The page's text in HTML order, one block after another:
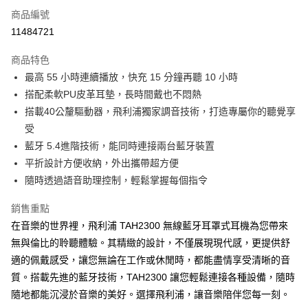
每筆NT$130，滿NT$399(含以上)免運費
商品編號
11484721
商品特色
最高 55 小時連續播放，快充 15 分鐘再聽 10 小時
搭配柔軟PU皮革耳墊，長時間戴也不悶熱
搭載40公釐驅動器，飛利浦獨家調音技術，打造專屬你的聽覺享
受
藍牙 5.4進階技術，能同時連接兩台藍牙裝置
平折設計方便收納，外出攜帶超方便
隨時透過語音助理控制，輕鬆掌握每個指令
銷售重點
在音樂的世界裡，飛利浦 TAH2300 無線藍牙耳罩式耳機為您帶來
無與倫比的聆聽體驗。其精緻的設計，不僅展現現代感，更提供舒
適的佩戴感受，讓您無論在工作或休閒時，都能盡情享受清晰的音
質。搭載先進的藍牙技術，TAH2300 讓您輕鬆連接各種設備，隨時
隨地都能沉浸於音樂的美好。選擇飛利浦，讓音樂陪伴您每一刻。